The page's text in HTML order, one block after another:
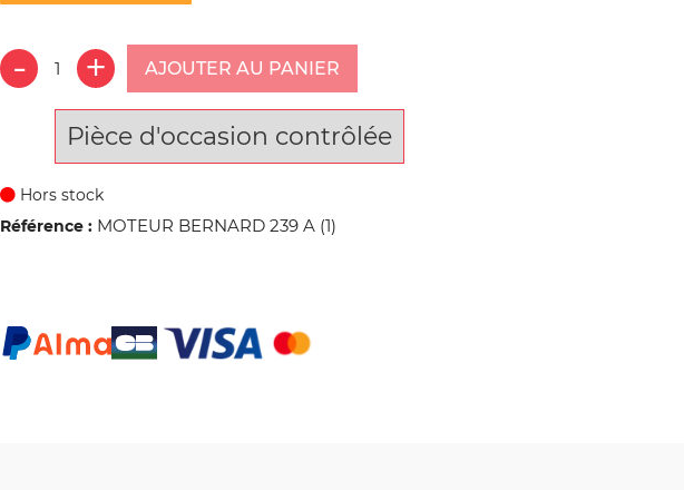
AJOUTER AU PANIER
Pièce d'occasion contrôlée
Hors stock
Référence : MOTEUR BERNARD 239 A (1)